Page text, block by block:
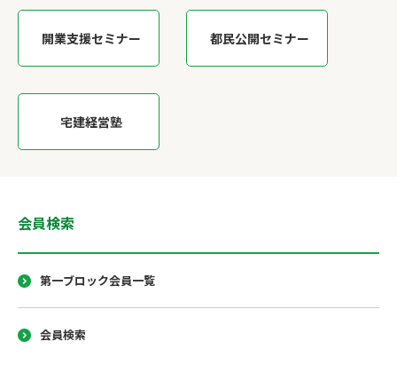
開業支援セミナー 都民公開セミナー
宅建経営塾
会員検索
第一ブロック会員一覧
会員検索